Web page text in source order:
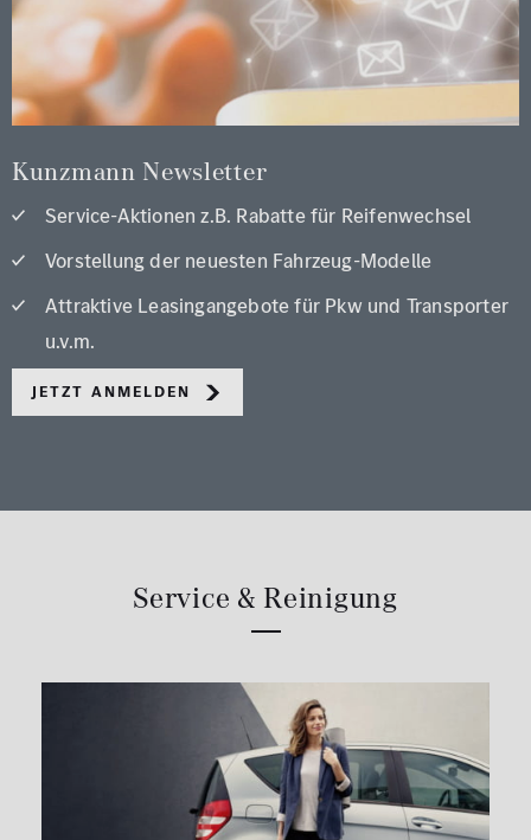
Kunzmann Newsletter
Service-Aktionen z.B. Rabatte für Reifenwechsel
Vorstellung der neuesten Fahrzeug-Modelle
Attraktive Leasingangebote für Pkw und Transporter
u.v.m.
Jetzt anmelden
Service & Reinigung